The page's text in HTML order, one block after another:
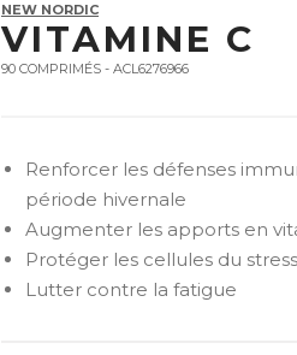
NEW NORDIC
VITAMINE C
90 COMPRIMÉS - ACL6276966
Renforcer les défenses
période hivernale
Augmenter les apports en
Protéger les cellules du
Lutter contre la fatigue